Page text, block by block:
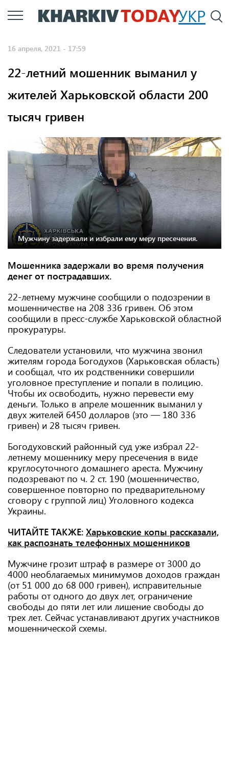
Перейти
к
УКР
16 апреля, 2021 - 17:59
22-летний мошенник выманил у
жителей Харьковской области 200
тысяч гривен
Мужчину задержали и избрали ему меру пресечения.
Мошенника задержали во время получения
денег от пострадавших.
22-летнему мужчине сообщили о подозрении в
мошенничестве на 208 336 гривен. Об этом
сообщили в пресс-службе Харьковской областной
прокуратуры.
Следователи установили, что мужчина звонил
жителям города Богодухов (Харьковская область)
и сообщал, что их родственники совершили
уголовное преступление и попали в полицию.
Чтобы их освободить, нужно перевести ему
деньги. Только в апреле мошенник выманил у
двух жителей 6450 долларов (это — 180 336
гривен) и 28 тысяч гривен.
Богодуховский районный суд уже избрал 22-
летнему мошеннику меру пресечения в виде
круглосуточного домашнего ареста. Мужчину
подозревают по ч. 2 ст. 190 (мошенничество,
совершенное повторно по предварительному
сговору с группой лиц) Уголовного кодекса
Украины.
ЧИТАЙТЕ ТАКЖЕ: Харьковские копы рассказали,
как распознать телефонных мошенников
Мужчине грозит штраф в размере от 3000 до
4000 необлагаемых минимумов доходов граждан
(от 51 000 до 68 000 гривен), исправительные
работы от одного до двух лет, ограничение
свободы до пяти лет или лишение свободы до
трех лет. Сейчас устанавливают других участников
мошеннической схемы.